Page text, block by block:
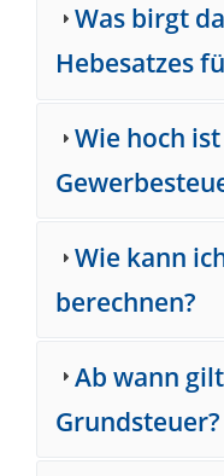
Was birgt
Hebesatzes
Wie hoch
Wie kann
berechnen?
Ab wann
Grundsteuer?